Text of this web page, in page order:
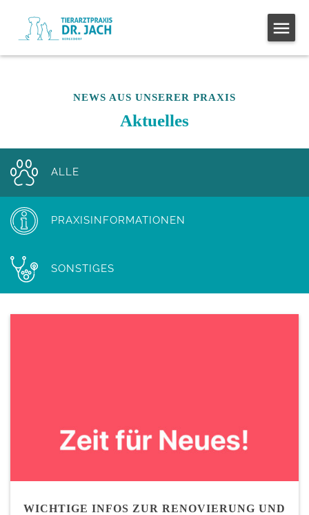
NEWS AUS UNSERER PRAXIS
Aktuelles
ALLE
PRAXISINFORMATIONEN
SONSTIGES
WICHTIGE INFOS ZUR RENOVIERUNG UND